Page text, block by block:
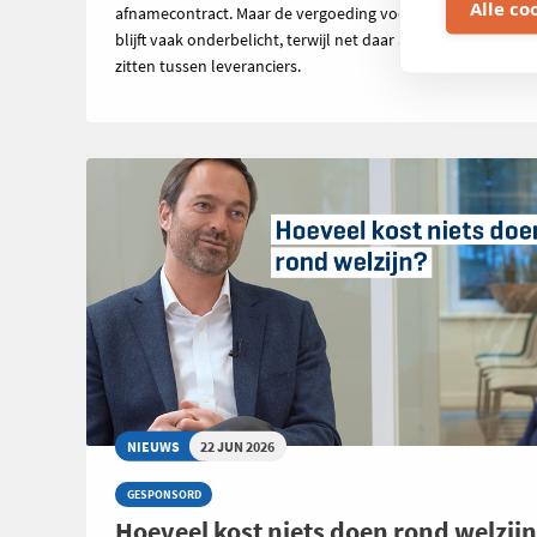
Alle
afnamecontract. Maar de vergoeding voor geïnjecteerde
blijft vaak onderbelicht, terwijl net daar aanzienlijke
zitten tussen leveranciers.
NIEUWS 22 JUN 2026
GESPONSORD